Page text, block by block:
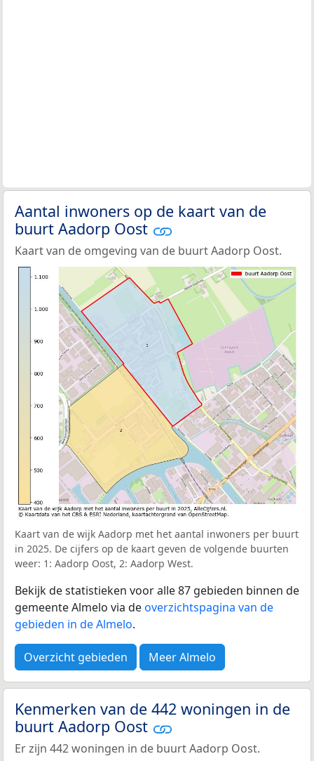
Aantal inwoners op de kaart van de
buurt Aadorp Oost
Kaart van de omgeving van de buurt Aadorp Oost.
Kaart van de wijk Aadorp met het aantal inwoners per buurt
in 2025. De cijfers op de kaart geven de volgende buurten
weer: 1: Aadorp Oost, 2: Aadorp West.
Bekijk de statistieken voor alle 87 gebieden binnen de
gemeente Almelo via deoverzichtspagina van de
gebieden in de Almelo.
Overzicht gebieden Meer Almelo
Kenmerken van de 442 woningen in de
buurt Aadorp Oost
Er zijn 442 woningen in de buurt Aadorp Oost.